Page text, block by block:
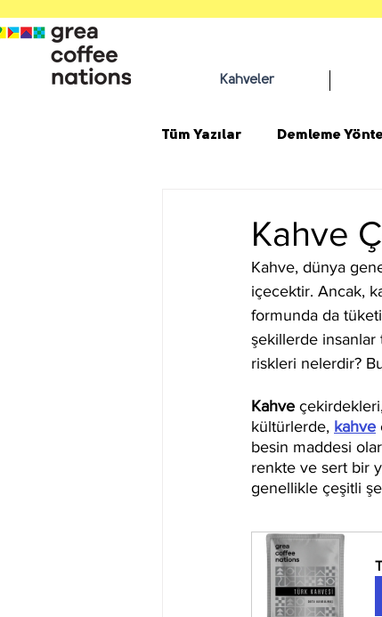
Kahveler
Tüm Yazılar Demleme
Kahve
Kahve, dünya
içecektir. Ancak,
formunda da
şekillerde insanlar
riskleri nelerdir?
Kahve
kültürlerde, kahve
besin maddesi
renkte ve sert bir
genellikle çeşitli